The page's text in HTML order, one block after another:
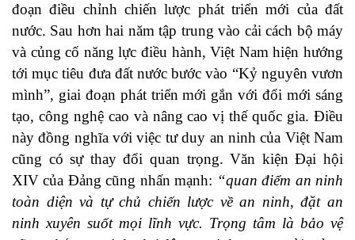
đoạn điều chỉnh chiến lược phát triển mới của đất
nước. Sau hơn hai năm tập trung vào cải cách bộ máy
và củng cố năng lực điều hành, Việt Nam hiện hướng
tới mục tiêu đưa đất nước bước vào “Kỷ nguyên vươn
mình”, giai đoạn phát triển mới gắn với đổi mới sáng
tạo, công nghệ cao và nâng cao vị thế quốc gia. Điều
này đồng nghĩa với việc tư duy an ninh của Việt Nam
cũng có sự thay đổi quan trọng. Văn kiện Đại hội
XIV của Đảng cũng nhấn mạnh: “quan điểm an ninh
toàn diện và tự chủ chiến lược về an ninh, đặt an
ninh xuyên suốt mọi lĩnh vực. Trọng tâm là bảo vệ